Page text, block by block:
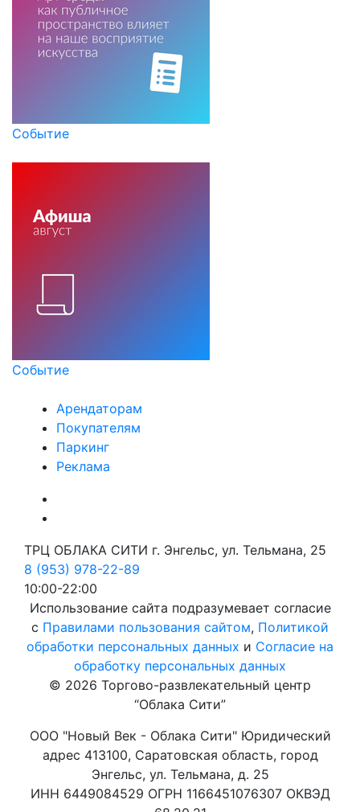
Событие
Событие
Арендаторам
Покупателям
Паркинг
Реклама
ТРЦ ОБЛАКА СИТИ г. Энгельс, ул. Тельмана, 25
8 (953) 978-22-89
10:00-22:00
© 2026 Торгово-развлекательный центр
“Облака Сити”
Использование сайта подразумевает согласие
с Правилами пользования сайтом, Политикой
обработки персональных данных и Согласие на
обработку персональных данных
ООО "Новый Век - Облака Сити" Юридический
адрес 413100, Саратовская область, город
Энгельс, ул. Тельмана, д. 25
ИНН 6449084529 ОГРН 1166451076307 ОКВЭД